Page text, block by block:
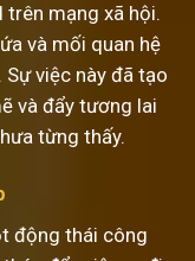
mạng xã hội.
và mối quan hệ
việc này đã tạo
và đẩy tương lai
từng thấy.
động thái công